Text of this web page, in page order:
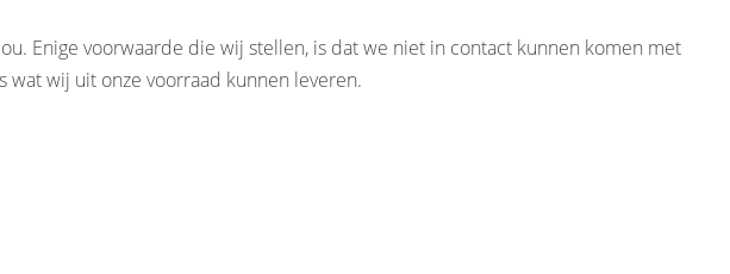
Enige voorwaarde die wij stellen, is dat we niet in contact kunnen komen met
wij uit onze voorraad kunnen leveren.